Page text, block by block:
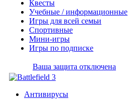
Квесты
Учебные / информационные
Игры для всей семьи
Спортивные
Мини-игры
Игры по подписке
Ваша защита отключена
Антивирусы